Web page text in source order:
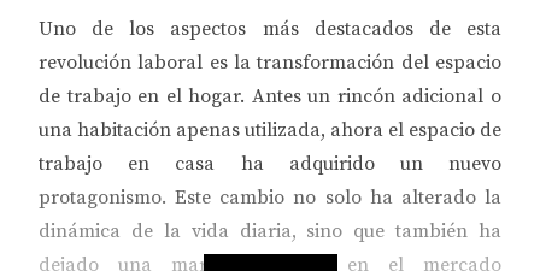
Uno de los aspectos más destacados de esta
revolución laboral es la transformación del espacio
de trabajo en el hogar. Antes un rincón adicional o
una habitación apenas utilizada, ahora el espacio de
trabajo en casa ha adquirido un nuevo
protagonismo. Este cambio no solo ha alterado la
dinámica de la vida diaria, sino que también ha
dejado una marca indeleble en el mercado